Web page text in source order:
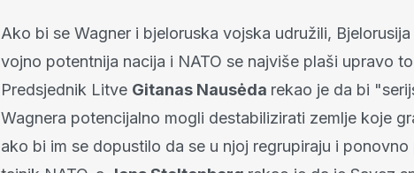
Ako bi se Wagner i bjeloruska vojska udružili,
vojno potentnija nacija i NATO se najviše plaši upravo
Predsjednik Litve Gitanas Nausėda rekao je da bi
Wagnera potencijalno mogli destabilizirati zemlje koje
ako bi im se dopustilo da se u njoj regrupiraju i